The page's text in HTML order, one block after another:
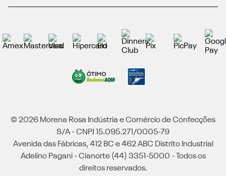
© 2026 Morena Rosa Indústria e Comércio de Confecções
S/A - CNPJ 15.095.271/0005-79
Avenida das Fábricas, 412 BC e 462 ABC Distrito Industrial
Adelino Pagani - Cianorte (44) 3351-5000 - Todos os
direitos reservados.